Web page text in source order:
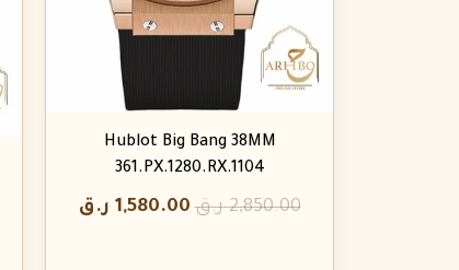
Hublot Big Bang 38MM
361.PX.1280.RX.1104
2,850.00 ر.ق 1,580.00 ر.ق